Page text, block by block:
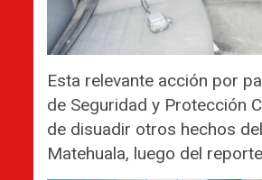
Esta relevante acción por
de Seguridad y Protección
de disuadir otros hechos
Matehuala, luego del